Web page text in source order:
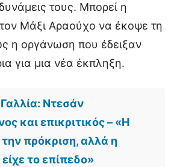
τους. Μπορεί η
Μάξι Αραούχο να έκοψε τη
η οργάνωση που έδειξαν
για μια νέα έκπληξη.
Γαλλία: Ντεσάν
και επικριτικός – «Η
την πρόκριση, αλλά η
είχε το επίπεδο»